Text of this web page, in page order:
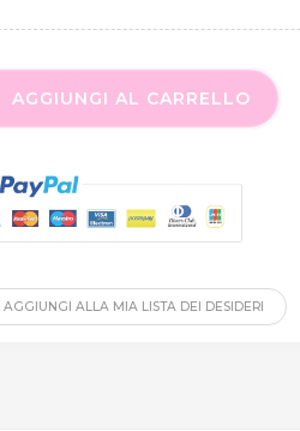
AGGIUNGI AL CARRELLO
AGGIUNGI ALLA MIA LISTA DEI DESIDERI